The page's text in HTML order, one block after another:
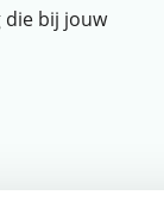
die bij jouw